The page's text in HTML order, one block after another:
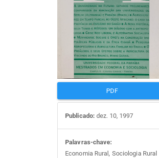
PDF
Publicado: dez. 10, 1997
Palavras-chave:
Economia Rural, Sociologia Rural